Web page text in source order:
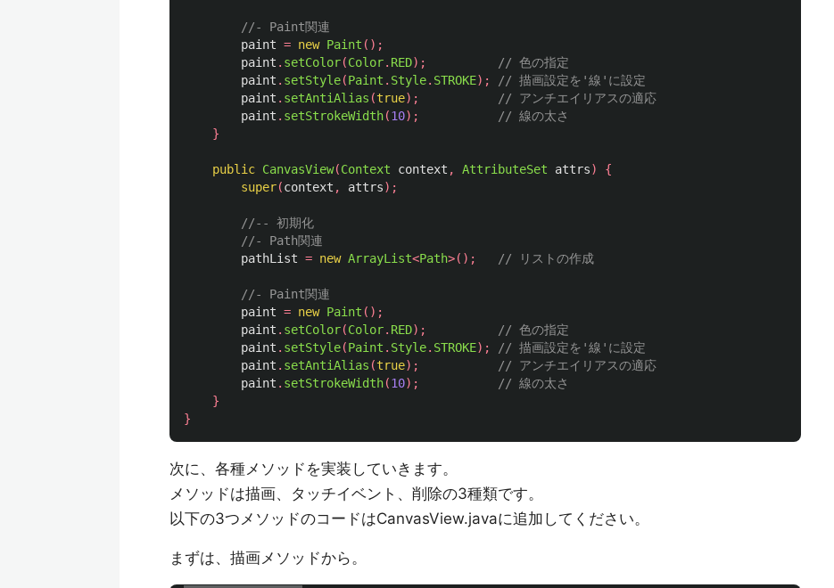
//- Paint関連
paint = new Paint ();
paint . setColor(Color. RED);
// 色の指定
paint . setStyle(Paint . Style. STROKE);
// 描画設定を'線'に設定
paint . setAntiAlias (true);
// アンチエイリアスの適応
paint . setStrokeWidth(10);
// 線の太さ
}
public CanvasView(Context context , AttributeSet attrs)
{
super(context , attrs);
//-- 初期化
//- Path関連
pathList = new ArrayList<Path>(); // リストの作成
//- Paint関連
paint = new Paint ();
paint . setColor(Color. RED);
// 色の指定
paint . setStyle(Paint . Style. STROKE);
// 描画設定を'線'に設定
paint . setAntiAlias (true);
// アンチエイリアスの適応
paint . setStrokeWidth(10);
// 線の太さ
}
}
次に、各種メソッドを実装していきます。
メソッドは描画、タッチイベント、削除の3種類です。
以下の3つメソッドのコードはCanvasView.javaに追加してください。
まずは、描画メソッドから。